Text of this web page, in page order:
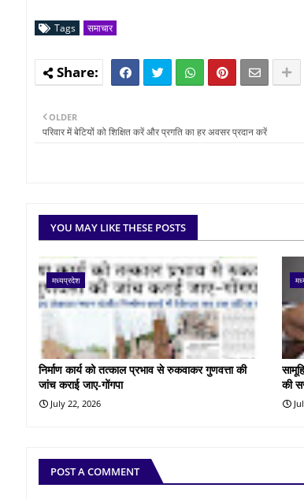
Tags समाचार
OLDER
परिवार में बेटियों को शिक्षित करें और प्रगति का हर अवसर प्रदान करें
YOU MAY LIKE THESE POSTS
मध्यप्रदेश
निर्माण कार्य को तत्काल प्रभाव से रुकवाकर गुणवत्ता की
जांच कराई जाए-गोंगपा
July 22, 2026
की
POST A COMMENT